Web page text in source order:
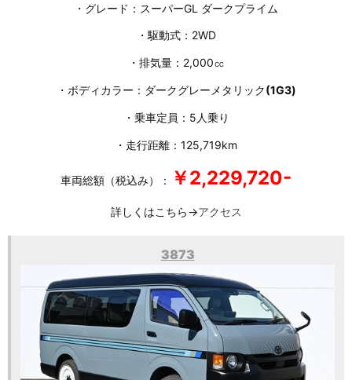
・グレード：スーパーGL ダークプライム
・駆動式：2WD
・排気量：2,000㏄
・ボディカラー：ダークグレーメタリック(1G3)
・乗車定員：5人乗り
・走行距離：125,719km
車両総額（税込み）： ￥2,229,720-
詳しくはこちら→アクセス
3873